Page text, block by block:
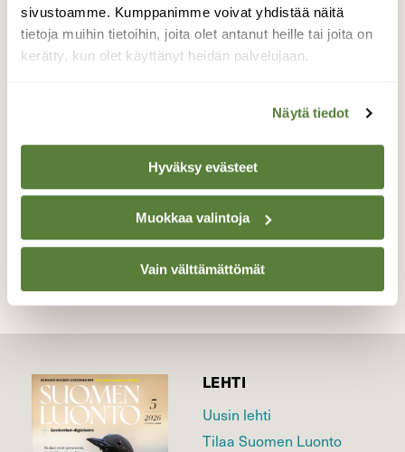
sivustoamme. Kumppanimme voivat yhdistää näitä
tietoja muihin tietoihin, joita olet antanut heille tai joita on
kerätty, kun olet käyttänyt heidän palvelujaan.
Näytä tiedot
Hyväksy evästeet
Muokkaa valintoja
Vain välttämättömät
Aamukahvi jäi kesken, kun huomasin
ikkunasta kaksi omalla pihalla harvinaista
vierasta: kottaraisia. Pulleita toukkia näytti
Valokuvaaja: Päivi Kiiskinen-Mustonen, Joensuu
TAKAISIN LISTAAN
LEHTI
Uusin lehti
Tilaa Suomen Luonto